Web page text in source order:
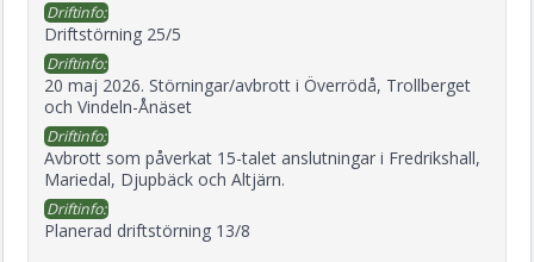
Driftinfo:
Driftstörning 25/5
Driftinfo:
20 maj 2026. Störningar/avbrott i Överrödå, Trollberget
och Vindeln-Ånäset
Driftinfo:
Avbrott som påverkat 15-talet anslutningar i Fredrikshall,
Mariedal, Djupbäck och Altjärn.
Driftinfo:
Planerad driftstörning 13/8